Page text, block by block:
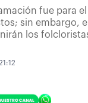
fue para
sin embargo,
los